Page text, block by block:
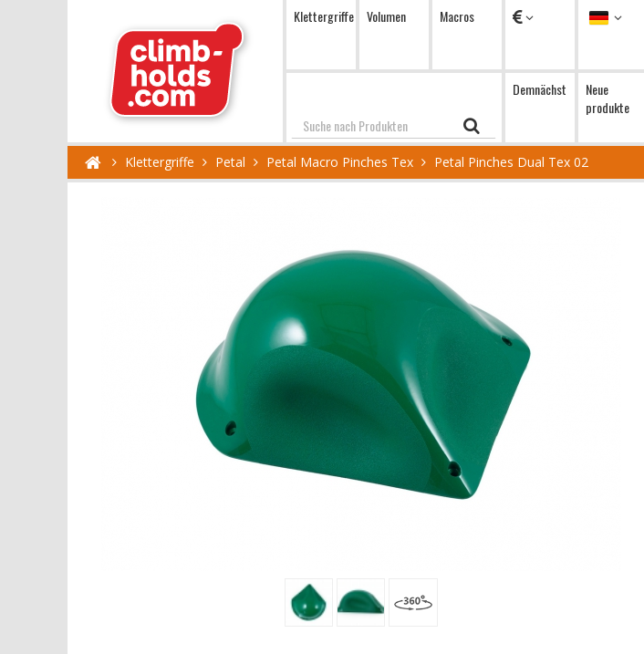
Klettergriffe Volumen Macros Währung Sprache
Suchen
Demnächst
Neue
produkte
Klettergriffe Petal Petal Macro Pinches Tex Petal Pinches Dual Tex 02